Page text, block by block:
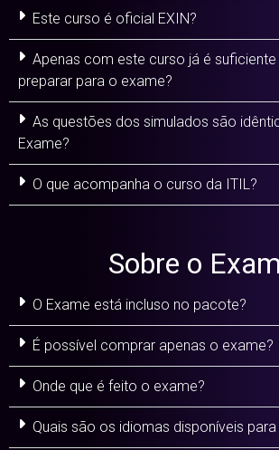
Este curso é oficial EXIN?
Apenas com este curso já é
preparar para o exame?
As questões dos simulados são
Exame?
O que acompanha o curso da ITIL?
Sobre o
O Exame está incluso no pacote?
É possível comprar apenas o exame?
Onde que é feito o exame?
Quais são os idiomas disponíveis